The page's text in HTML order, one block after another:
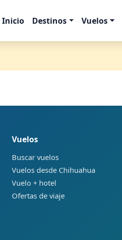
Inicio Destinos Vuelos
Vuelos
Buscar vuelos
Vuelos desde Chihuahua
Vuelo + hotel
Ofertas de viaje